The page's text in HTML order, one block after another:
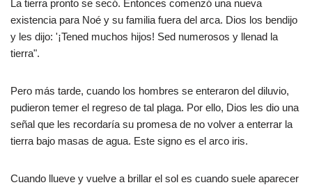
La tierra pronto se secó. Entonces comenzó una nueva
existencia para Noé y su familia fuera del arca. Dios los bendijo
y les dijo: '¡Tened muchos hijos! Sed numerosos y llenad la
tierra".
Pero más tarde, cuando los hombres se enteraron del diluvio,
pudieron temer el regreso de tal plaga. Por ello, Dios les dio una
señal que les recordaría su promesa de no volver a enterrar la
tierra bajo masas de agua. Este signo es el arco iris.
Cuando llueve y vuelve a brillar el sol es cuando suele aparecer